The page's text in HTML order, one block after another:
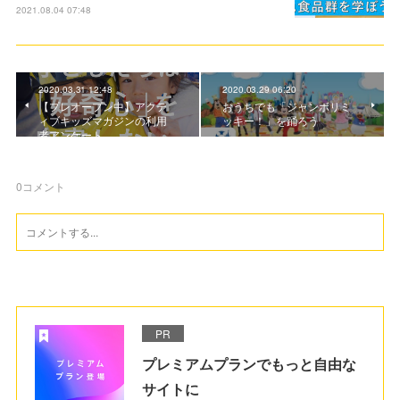
2021.08.04 07:48
2020.03.31 12:48
【プレオープン中】アクテ
ィブキッズマガジンの利用
者アンケート
2020.03.29 06:20
おうちでも「ジャンボリミ
ッキー！」を踊ろう
0コメント
PR
プレミアムプランでもっと自由な
サイトに